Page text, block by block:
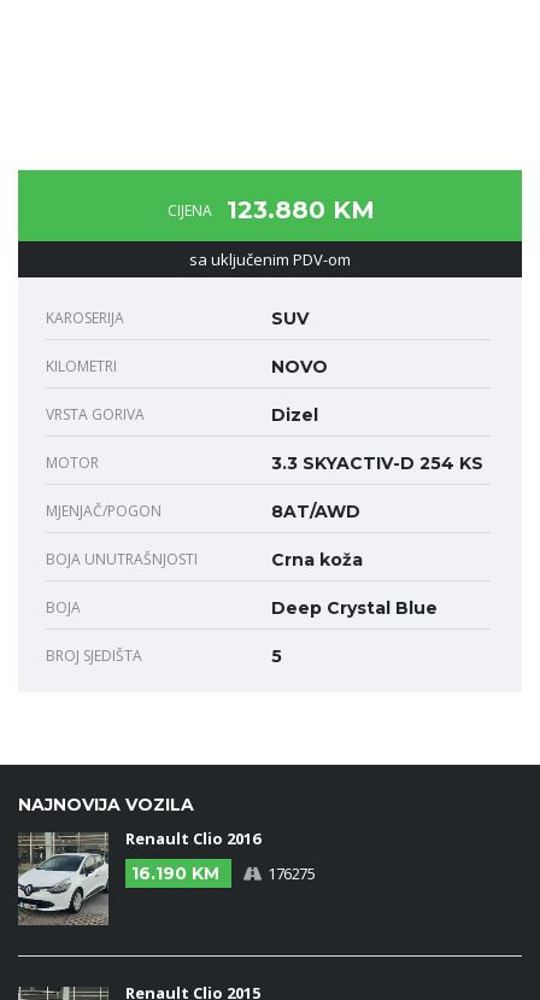
CIJENA 123.880 KM
sa uključenim PDV-om
KAROSERIJA SUV
KILOMETRI NOVO
VRSTA GORIVA Dizel
MOTOR 3.3 SKYACTIV-D 254 KS
MJENJAČ/POGON 8AT/AWD
BOJA UNUTRAŠNJOSTI Crna koža
BOJA Deep Crystal Blue
BROJ SJEDIŠTA 5
NAJNOVIJA VOZILA
Renault Clio 2016
16.190 KM
176275
Renault Clio 2015